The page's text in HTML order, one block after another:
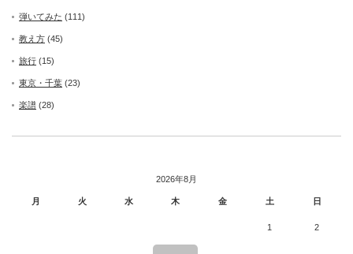
弾いてみた (111)
教え方 (45)
旅行 (15)
東京・千葉 (23)
楽譜 (28)
2026年8月
月 火 水 木 金 土 日
1 2